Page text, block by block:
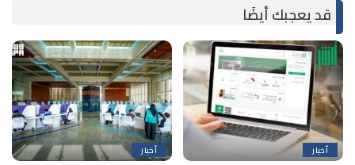
قد يعجبك أيضًا
أخبار أخبار